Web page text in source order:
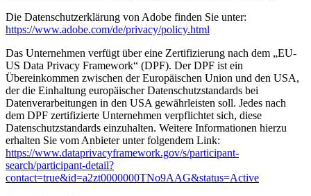
Die Datenschutzerklärung von Adobe finden Sie unter:
https://www.adobe.com/de/privacy/policy.html
Das Unternehmen verfügt über eine Zertifizierung nach dem „EU-
US Data Privacy Framework“ (DPF). Der DPF ist ein
Übereinkommen zwischen der Europäischen Union und den USA,
der die Einhaltung europäischer Datenschutzstandards bei
Datenverarbeitungen in den USA gewährleisten soll. Jedes nach
dem DPF zertifizierte Unternehmen verpflichtet sich, diese
Datenschutzstandards einzuhalten. Weitere Informationen hierzu
erhalten Sie vom Anbieter unter folgendem Link:
https://www.dataprivacyframework.gov/s/participant-
search/participant-detail?
contact=true&id=a2zt0000000TNo9AAG&status=Active